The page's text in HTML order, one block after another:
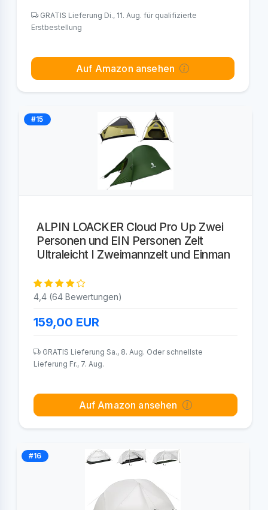
GRATIS Lieferung Di., 11. Aug. für qualifizierte
Erstbestellung
Auf Amazon ansehen
#15
ALPIN LOACKER Cloud Pro Up Zwei
Personen und EIN Personen Zelt
Ultraleicht I Zweimannzelt und Einman
4,4 (64 Bewertungen)
159,00 EUR
GRATIS Lieferung Sa., 8. Aug. Oder schnellste
Lieferung Fr., 7. Aug.
Auf Amazon ansehen
#16